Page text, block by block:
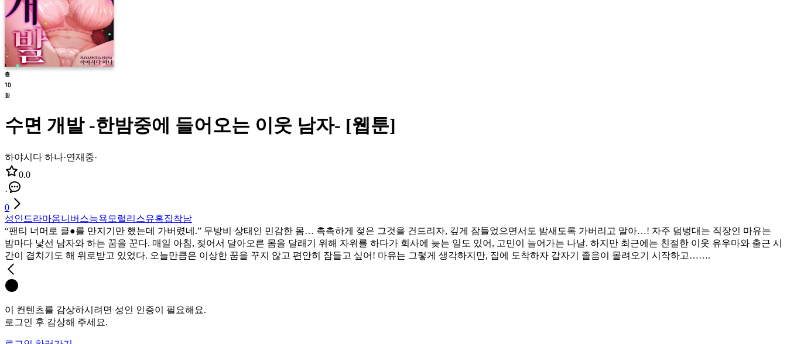
수면 개발 -한밤중에 들어오는 이웃 남자- [웹툰]
하야시다 하나·연재중·
0.0
·
0
성인 드라마옴니버스능욕 모럴리스유혹집착남
“팬티 너머로 클●를 만지기만 했는데 가버렸네.” 무방비 상태인 민감한 몸… 촉촉하게 젖은 그것을 건드리자, 깊게 잠들었으면서도 밤새도록 가버리고 말아…! 자주 덤벙대는 직장인 마유는
밤마다 낯선 남자와 하는 꿈을 꾼다. 매일 아침, 젖어서 달아오른 몸을 달래기 위해 자위를 하다가 회사에 늦는 일도 있어, 고민이 늘어가는 나날. 하지만 최근에는 친절한 이웃 유우마와 출근 시
간이 겹치기도 해 위로받고 있었다. 오늘만큼은 이상한 꿈을 꾸지 않고 편안히 잠들고 싶어! 마유는 그렇게 생각하지만, 집에 도착하자 갑자기 졸음이 몰려오기 시작하고…….
이 컨텐츠를 감상하시려면 성인 인증이 필요해요.
로그인 후 감상해 주세요.